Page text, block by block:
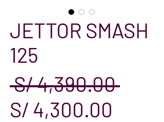
JETTOR SMASH
125
S/ 4,390.00
S/ 4,300.00